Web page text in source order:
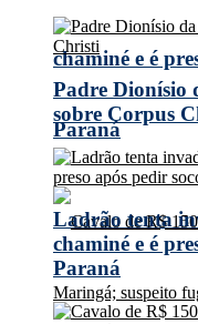
chaminé e é
Paraná
Padre Dionísio
sobre Corpus
Ladrão tenta
chaminé e é
Paraná